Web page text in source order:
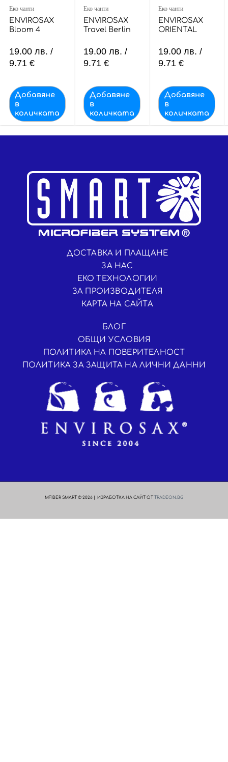
Еко чанти
ENVIROSAX
Bloom 4
19.00 лв. /
9.71 €
Добавяне
в
количката
Еко чанти
ENVIROSAX
Travel Berlin
19.00лв. /
9.71 €
Добавяне
в
количката
Еко чанти
ENVIROSAX
ORIENTAL
19.00лв. /
9.71 €
Добавяне
в
количката
ДОСТАВКА И ПЛАЩАНЕ
ЗА НАС
ЕКО ТЕХНОЛОГИИ
ЗА ПРОИЗВОДИТЕЛЯ
КАРТА НА САЙТА
БЛОГ
ОБЩИ УСЛОВИЯ
ПОЛИТИКА НА ПОВЕРИТЕЛНОСТ
ПОЛИТИКА ЗА ЗАЩИТА НА ЛИЧНИ ДАННИ
MFIBER SMART © 2026 | ИЗРАБОТКА НА САЙТ ОТ TRADEON.BG